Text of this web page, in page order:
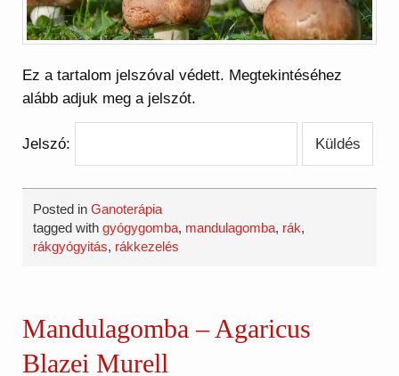
Ez a tartalom jelszóval védett. Megtekintéséhez
alább adjuk meg a jelszót.
Jelszó:
Posted inGanoterápia
tagged withgyógygomba, mandulagomba, rák,
rákgyógyitás, rákkezelés
Mandulagomba – Agaricus
Blazei Murell